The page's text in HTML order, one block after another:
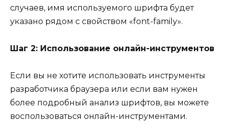
случаев, имя используемого шрифта будет
указано рядом с свойством «font-family».
Шаг 2: Использование онлайн-инструментов
Если вы не хотите использовать инструменты
разработчика браузера или если вам нужен
более подробный анализ шрифтов, вы можете
воспользоваться онлайн-инструментами.